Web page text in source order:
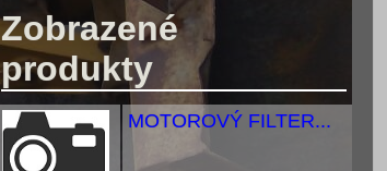
Zobrazené
produkty
MOTOROVÝ FILTER...